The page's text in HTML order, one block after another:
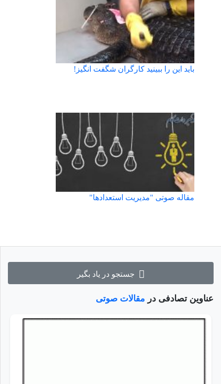
جستجو در یاد بگیر
عناوین تصادفی در مقالات صوتی
باید این را ببینید کارگران شگفت انگیز!
مقاله صوتی "مدیریت استعدادها"